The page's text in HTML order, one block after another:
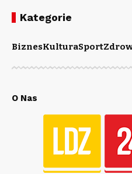
Kategorie
BiznesKulturaSport
O Nas